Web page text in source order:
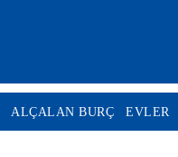
ALÇALAN BURÇ EVLER